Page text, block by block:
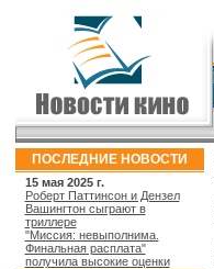
ПОСЛЕДНИЕ НОВОСТИ
15 мая 2025 г.
Роберт Паттинсон и Дензел
Вашингтон сыграют в
триллере
"Миссия: невыполнима.
Финальная расплата"
получила высокие оценки